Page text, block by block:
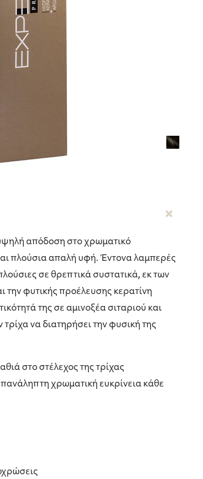
απόδοση στο χρωματικό
πλούσια απαλή υφή. Έντονα λαμπερές
σε θρεπτικά συστατικά, εκ των
την φυτικής προέλευσης κερατίνη
της σε αμινοξέα σιταριού και
να διατηρήσει την φυσική της
στο στέλεχος της τρίχας
χρωματική ευκρίνεια κάθε